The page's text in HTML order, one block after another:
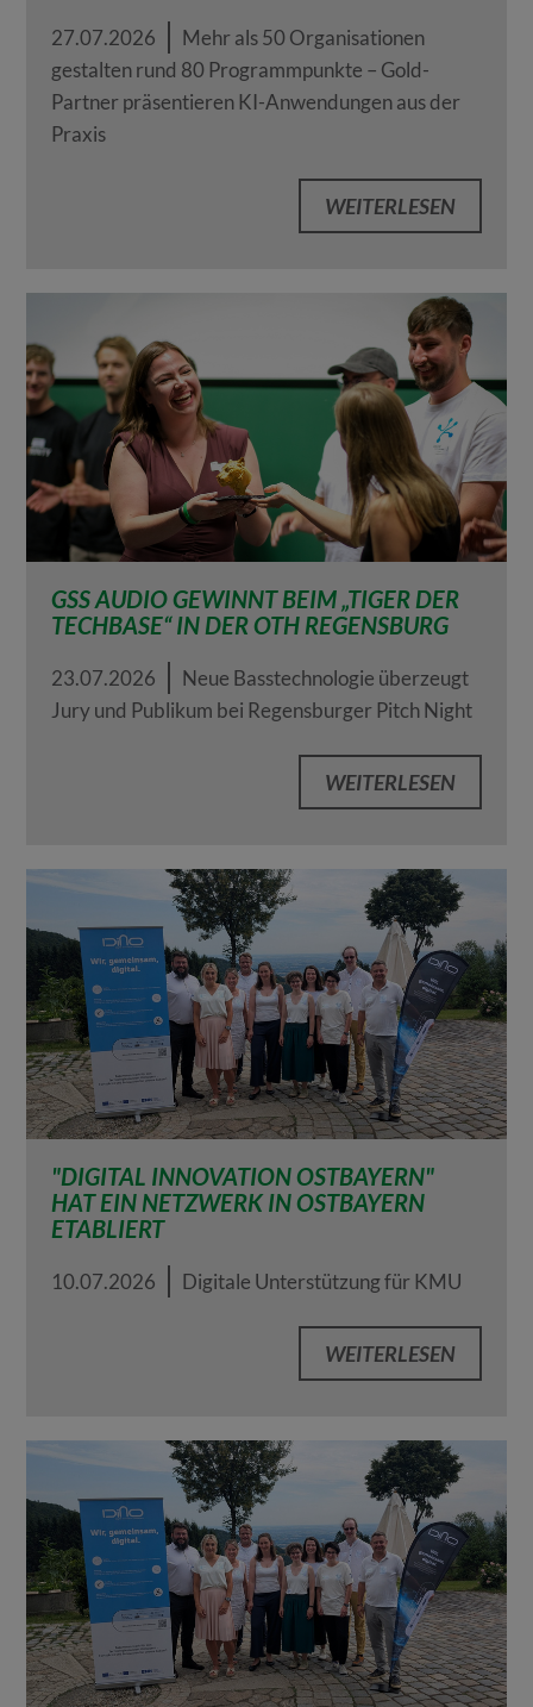
27.07.2026
Mehr als 50 Organisationen
gestalten rund 80 Programmpunkte – Gold-
Partner präsentieren KI-Anwendungen aus der
Praxis
WEITERLESEN
GSS AUDIO GEWINNT BEIM „TIGER DER
TECHBASE“ IN DER OTH REGENSBURG
23.07.2026
Neue Basstechnologie überzeugt
Jury und Publikum bei Regensburger Pitch Night
WEITERLESEN
"DIGITAL INNOVATION OSTBAYERN"
HAT EIN NETZWERK IN OSTBAYERN
ETABLIERT
10.07.2026 Digitale Unterstützung für KMU
WEITERLESEN